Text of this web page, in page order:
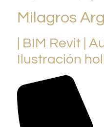
Milagros
| BIM Revit |
Ilustración